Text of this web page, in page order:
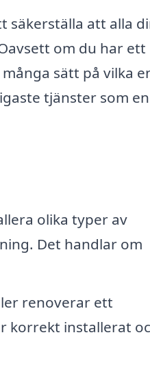
säkerställa att alla
om du har ett
sätt på vilka
tjänster som en
olika typer av
Det handlar om
renoverar ett
korrekt installerat